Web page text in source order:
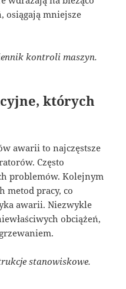
osiągają mniejsze
kontroli maszyn.
których
awarii to najczęstsze
Często
problemów. Kolejnym
metod pracy, co
awarii. Niezwykle
obciążeń,
stanowiskowe.